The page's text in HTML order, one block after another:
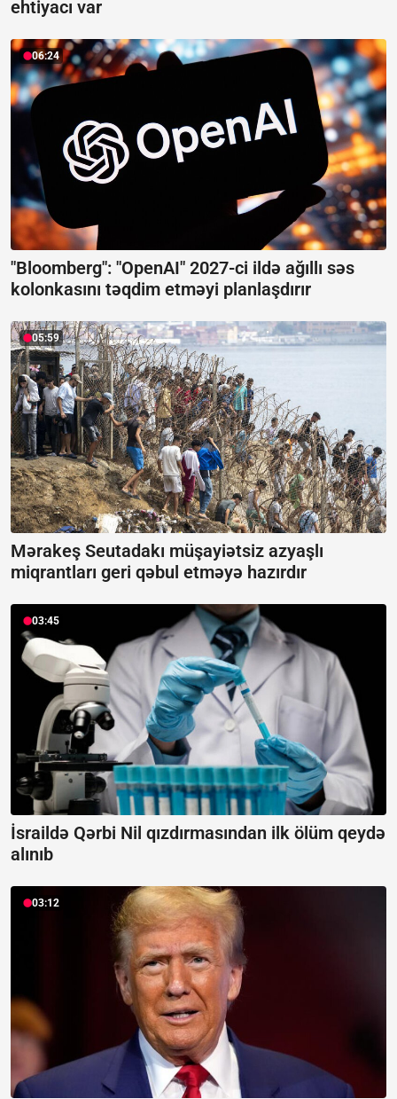
ehtiyacı var
06:24
"Bloomberg": "OpenAI" 2027-ci ildə ağıllı səs
kolonkasını təqdim etməyi planlaşdırır
05:59
Mərakeş Seutadakı müşayiətsiz azyaşlı
miqrantları geri qəbul etməyə hazırdır
03:45
İsraildə Qərbi Nil qızdırmasından ilk ölüm qeydə
alınıb
03:12